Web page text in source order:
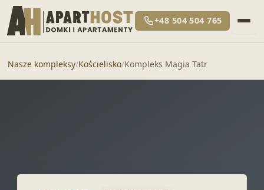
+48 504 504 765
Nasze kompleksy/Kościelisko/Kompleks Magia Tatr